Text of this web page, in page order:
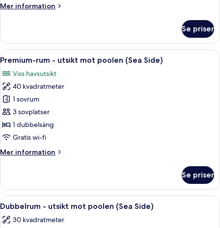
trädgården
Mer information
Mer
rum
utsikt
trädgården
Se priser
Öppna
alla
foton
för
Premium-
rum
-
utsikt
poolen
Ett hotellrum med en stor säng, en
11
Premium-rum - utsikt mot poolen (Sea Side)
Viss havsutsikt
40 kvadratmeter
1 sovrum
3 sovplatser
1 dubbelsäng
Gratis wi-fi
Mer information
Mer
rum
utsikt
poolen
Se priser
Öppna
alla
foton
Minibar, värdeförvaringsskåp på
6
Dubbelrum - utsikt mot poolen (Sea Side)
30 kvadratmeter